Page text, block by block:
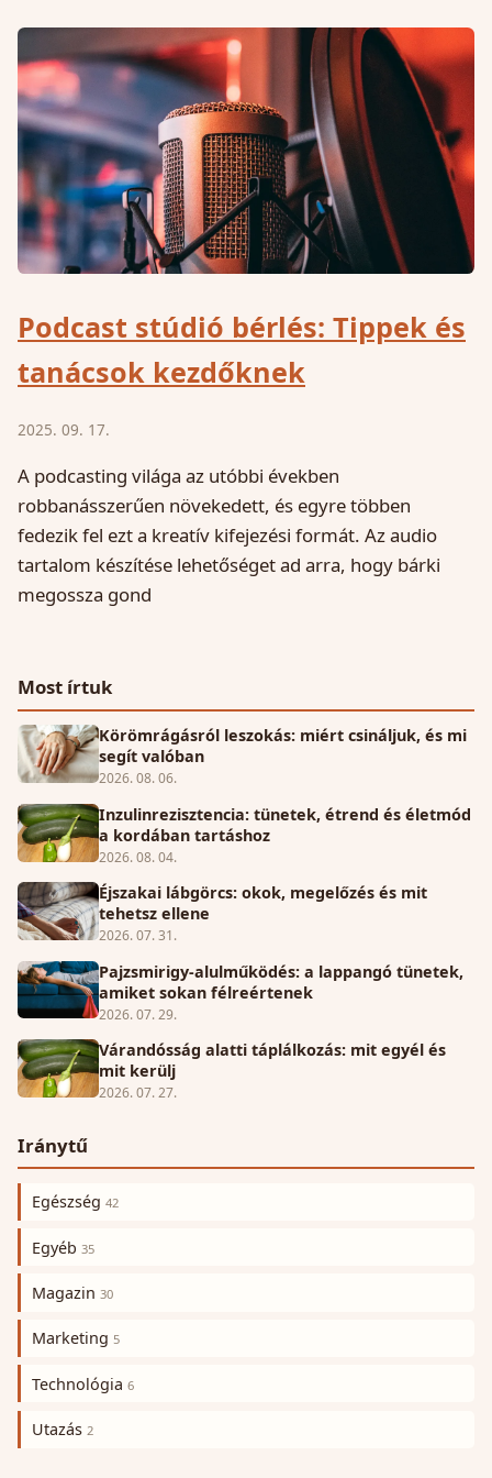
Podcast stúdió bérlés: Tippek és
tanácsok kezdőknek
2025. 09. 17.
A podcasting világa az utóbbi években
robbanásszerűen növekedett, és egyre többen
fedezik fel ezt a kreatív kifejezési formát. Az audio
tartalom készítése lehetőséget ad arra, hogy bárki
megossza gond
Most írtuk
Körömrágásról leszokás: miért csináljuk, és mi
segít valóban
2026. 08. 06.
Inzulinrezisztencia: tünetek, étrend és életmód
a kordában tartáshoz
2026. 08. 04.
Éjszakai lábgörcs: okok, megelőzés és mit
tehetsz ellene
2026. 07. 31.
Pajzsmirigy-alulműködés: a lappangó tünetek,
amiket sokan félreértenek
2026. 07. 29.
Várandósság alatti táplálkozás: mit egyél és
mit kerülj
2026. 07. 27.
Iránytű
Egészség 42
Egyéb 35
Magazin 30
Marketing 5
Technológia 6
Utazás 2